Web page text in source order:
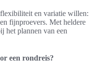
en variatie willen:
fijnproevers. Met heldere
het plannen van een
een rondreis?